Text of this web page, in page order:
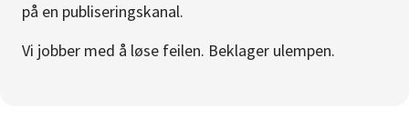
Gå til innlogging
på en publiseringskanal.
Vi jobber med å løse feilen. Beklager ulempen.